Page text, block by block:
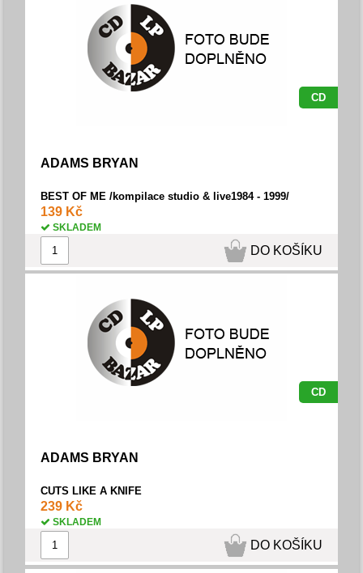
CD
ADAMS BRYAN
BEST OF ME /kompilace studio & live1984 - 1999/
139 Kč
SKLADEM
DO KOŠÍKU
CD
ADAMS BRYAN
CUTS LIKE A KNIFE
239 Kč
SKLADEM
DO KOŠÍKU